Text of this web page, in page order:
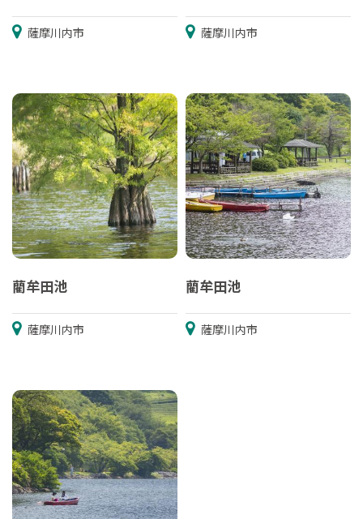
薩摩川内市 薩摩川内市
藺牟田池
薩摩川内市
藺牟田池
薩摩川内市